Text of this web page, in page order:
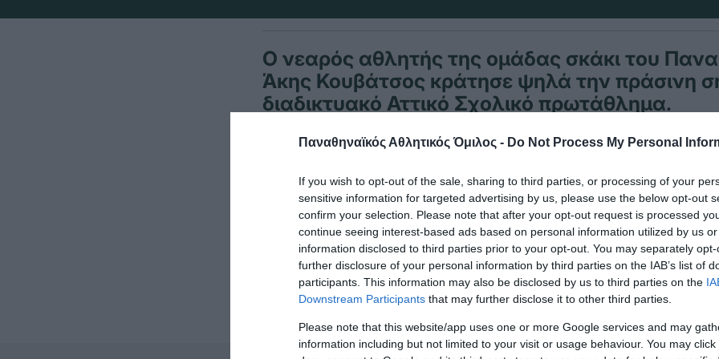
Παναθηναϊκός Αθλητικός Όμιλος - Do Not Process My Personal
If you wish to opt-out of the sale, sharing to third parties, or processing of your
sensitive information for targeted advertising by us, please use the below opt-out
confirm your selection. Please note that after your opt-out request is processed
continue seeing interest-based ads based on personal information utilized by us
information disclosed to third parties prior to your opt-out. You may separately
further disclosure of your personal information by third parties on the IAB’s list of
participants. This information may also be disclosed by us to third parties on the
Downstream Participants that may further disclose it to other third parties.
Please note that this website/app uses one or more Google services and may
information including but not limited to your visit or usage behaviour. You may
Ο νεαρός αθλητής της ομάδας σκάκι του
Άκης Κουβάτσος κράτησε ψηλά την πράσινη
διαδικτυακό Αττικό Σχολικό πρωτάθλημα.
Τάξης του Δημοτικού και το ασημένιο μετάλλιο στις τάξεις Γ΄-
Δημοτικού.
Η διοργάνωση είχε μεγάλη επιτυχία και συμμετείχαν 110 παιδιά.